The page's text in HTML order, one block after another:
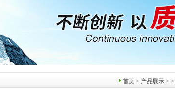
首页 > 产品展示 > >